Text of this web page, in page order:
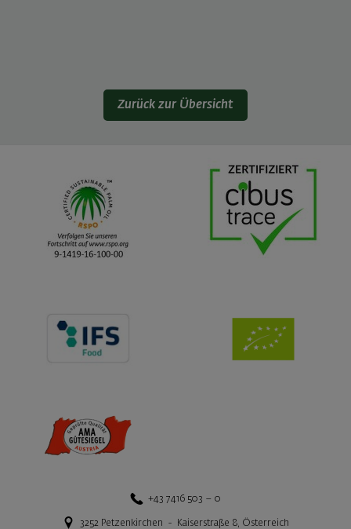
Zurück zur Übersicht
+43 7416 503 – 0
3252 Petzenkirchen - Kaiserstraße 8, Österreich